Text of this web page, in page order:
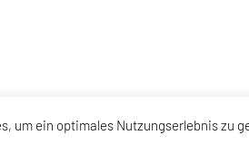
um ein optimales Nutzungserlebnis zu